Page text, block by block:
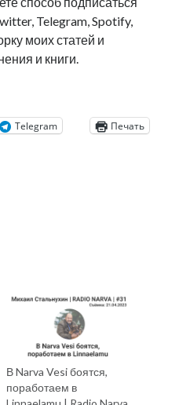
роман
стенограмма
экономика
Telegram, Spotify,
моих статей и
и книги.
Telegram Печать
В Narva Vesi боятся,
поработаем в